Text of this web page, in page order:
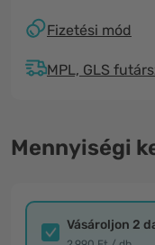
Fizetési mód
MPL, GLS
Mennyiségi
Vásároljon 2